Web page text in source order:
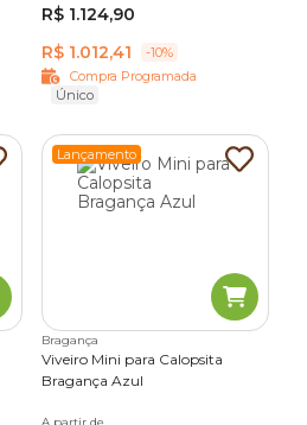
R$ 1.124,90
R$ 1.012,41
-10%
Compra Programada
Único
Lançamento
Bragança
Viveiro Mini para Calopsita
Bragança Azul